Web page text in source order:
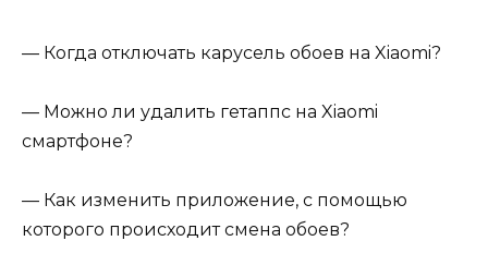
— Когда отключать карусель обоев на Xiaomi?
— Можно ли удалить гетаппс на Xiaomi
смартфоне?
— Как изменить приложение, с помощью
которого происходит смена обоев?